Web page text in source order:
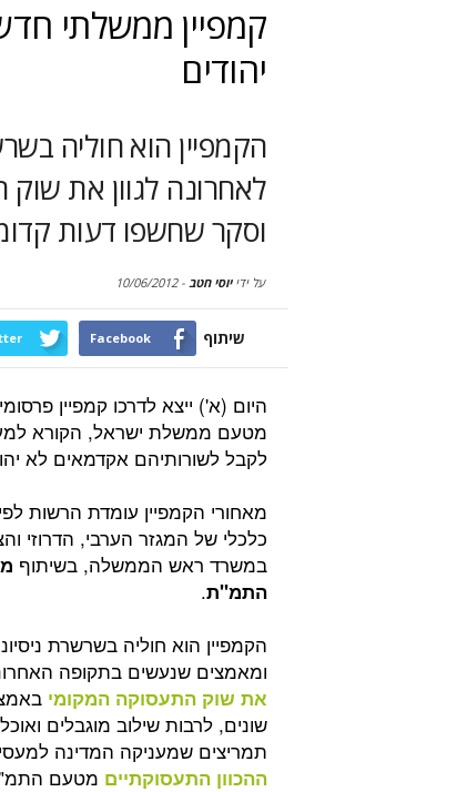
קמפיין ממשלתי
יהודים
הקמפיין הוא חוליה
לאחרונה לגוון את
וסקר שחשפו דעות
על ידייוסי חטב -
10/06/2012
שיתוף Facebook
היום (א') ייצא לדרכו קמפיין
מטעם ממשלת ישראל, הקורא
לקבל לשורותיהם אקדמאים לא
מאחורי הקמפיין עומדת הרשות
כלכלי של המגזר הערבי, הדרוזי
במשרד ראש הממשלה, בשיתוף
התמ"ת.
הקמפיין הוא חוליה בשרשרת
ומאמצים שנעשים בתקופה
את שוק התעסוקה המקומי
שונים, לרבות שילוב מוגבלים
תמריצים שמעניקה המדינה
ההכוון התעסוקתיים מטעם